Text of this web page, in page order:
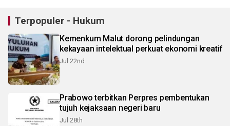
Terpopuler - Hukum
Kemenkum Malut dorong pelindungan
kekayaan intelektual perkuat ekonomi kreatif
Jul 22nd
Prabowo terbitkan Perpres pembentukan
tujuh kejaksaan negeri baru
Jul 28th